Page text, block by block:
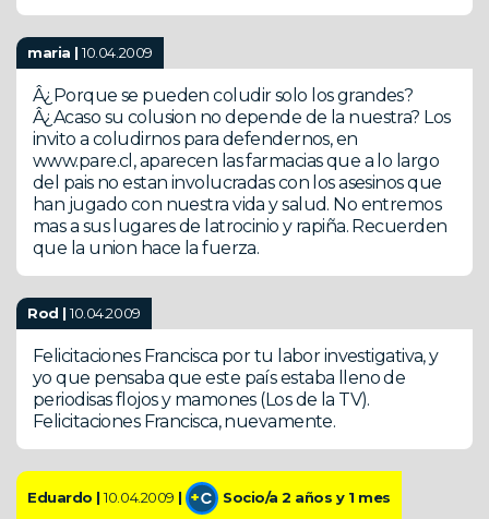
maria |10.04.2009
Â¿Porque se pueden coludir solo los grandes?
Â¿Acaso su colusion no depende de la nuestra? Los
invito a coludirnos para defendernos, en
www.pare.cl, aparecen las farmacias que a lo largo
del pais no estan involucradas con los asesinos que
han jugado con nuestra vida y salud. No entremos
mas a sus lugares de latrocinio y rapiña. Recuerden
que la union hace la fuerza.
Rod |10.04.2009
Felicitaciones Francisca por tu labor investigativa, y
yo que pensaba que este país estaba lleno de
periodisas flojos y mamones (Los de la TV).
Felicitaciones Francisca, nuevamente.
Eduardo |10.04.2009 | Socio/a 2 años y 1 mes